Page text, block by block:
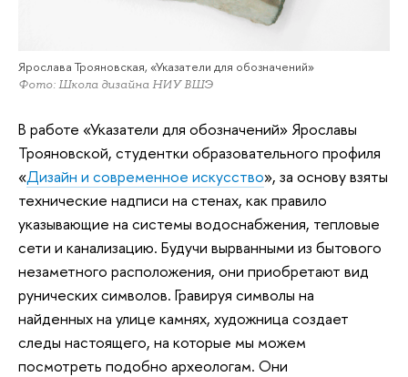
Ярослава Трояновская, «Указатели для обозначений»
Фото: Школа дизайна НИУ ВШЭ
В работе «Указатели для обозначений» Ярославы
Трояновской, студентки образовательного профиля
«Дизайн и современное искусство», за основу взяты
технические надписи на стенах, как правило
указывающие на системы водоснабжения, тепловые
сети и канализацию. Будучи вырванными из бытового
незаметного расположения, они приобретают вид
рунических символов. Гравируя символы на
найденных на улице камнях, художница создает
следы настоящего, на которые мы можем
посмотреть подобно археологам. Они